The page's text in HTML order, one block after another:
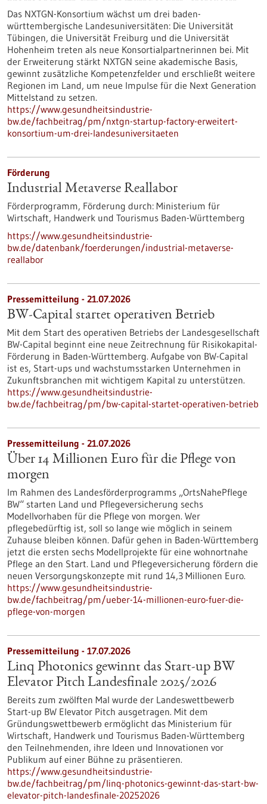
Das NXTGN-Konsortium wächst um drei baden-
württembergische Landesuniversitäten: Die Universität
Tübingen, die Universität Freiburg und die Universität
Hohenheim treten als neue Konsortialpartnerinnen bei. Mit
der Erweiterung stärkt NXTGN seine akademische Basis,
gewinnt zusätzliche Kompetenzfelder und erschließt weitere
Regionen im Land, um neue Impulse für die Next Generation
Mittelstand zu setzen.
https://www.gesundheitsindustrie-
bw.de/fachbeitrag/pm/nxtgn-startup-factory-erweitert-
konsortium-um-drei-landesuniversitaeten
Förderung
Industrial Metaverse Reallabor
Förderprogramm, Förderung durch: Ministerium für
Wirtschaft, Handwerk und Tourismus Baden-Württemberg
https://www.gesundheitsindustrie-
bw.de/datenbank/foerderungen/industrial-metaverse-
reallabor
Pressemitteilung - 21.07.2026
BW-Capital startet operativen Betrieb
Mit dem Start des operativen Betriebs der Landesgesellschaft
BW-Capital beginnt eine neue Zeitrechnung für Risikokapital-
Förderung in Baden-Württemberg. Aufgabe von BW-Capital
ist es, Start-ups und wachstumsstarken Unternehmen in
Zukunftsbranchen mit wichtigem Kapital zu unterstützen.
https://www.gesundheitsindustrie-
bw.de/fachbeitrag/pm/bw-capital-startet-operativen-betrieb
Pressemitteilung - 21.07.2026
Über 14 Millionen Euro für die Pflege von
morgen
Im Rahmen des Landesförderprogramms „OrtsNahePflege
BW“ starten Land und Pflegeversicherung sechs
Modellvorhaben für die Pflege von morgen. Wer
pflegebedürftig ist, soll so lange wie möglich in seinem
Zuhause bleiben können. Dafür gehen in Baden-Württemberg
jetzt die ersten sechs Modellprojekte für eine wohnortnahe
Pflege an den Start. Land und Pflegeversicherung fördern die
neuen Versorgungskonzepte mit rund 14,3 Millionen Euro.
https://www.gesundheitsindustrie-
bw.de/fachbeitrag/pm/ueber-14-millionen-euro-fuer-die-
pflege-von-morgen
Pressemitteilung - 17.07.2026
Linq Photonics gewinnt das Start-up BW
Elevator Pitch Landesfinale 2025/2026
Bereits zum zwölften Mal wurde der Landeswettbewerb
Start-up BW Elevator Pitch ausgetragen. Mit dem
Gründungswettbewerb ermöglicht das Ministerium für
Wirtschaft, Handwerk und Tourismus Baden-Württemberg
den Teilnehmenden, ihre Ideen und Innovationen vor
Publikum auf einer Bühne zu präsentieren.
https://www.gesundheitsindustrie-
bw.de/fachbeitrag/pm/linq-photonics-gewinnt-das-start-bw-
elevator-pitch-landesfinale-20252026